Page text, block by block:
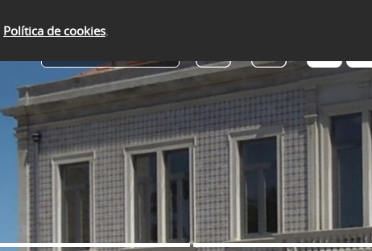
Política de cookies.